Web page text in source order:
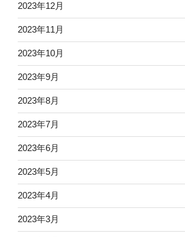
2023年12月
2023年11月
2023年10月
2023年9月
2023年8月
2023年7月
2023年6月
2023年5月
2023年4月
2023年3月